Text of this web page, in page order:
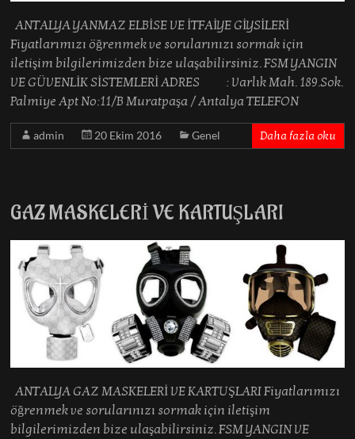
ANTALYA YANMAZ ELBİSE VE İTFAİYE GİYSİLERİ
Fiyatlarımızı öğrenmek ve sorularınızı sormak için
iletişim bilgilerimizden bize ulaşabilirsiniz. FSM YANGIN
VE GÜVENLİK SİSTEMLERİ ADRES : Varlık Mah. 189.Sok.
Palmiye Apt No:11/B Muratpaşa / Antalya TELEFON
admin 20 Ekim 2016 Genel Daha fazla oku
GAZ MASKELERİ VE KARTUŞLARI
ANTALYA GAZ MASKELERİ VE KARTUŞLARI Fiyatlarımızı
öğrenmek ve sorularınızı sormak için iletişim
bilgilerimizden bize ulaşabilirsiniz. FSM YANGIN VE